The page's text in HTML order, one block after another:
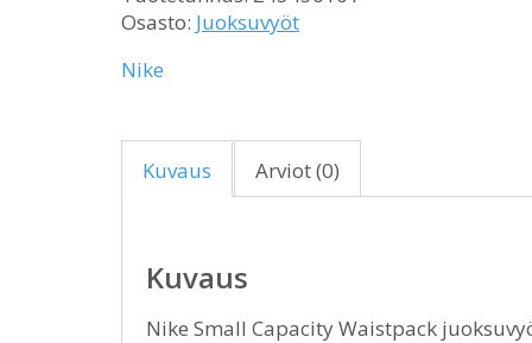
Osasto: Juoksuvyöt
Nike
Kuvaus Arviot (0)
Kuvaus
Nike Small Capacity Waistpack